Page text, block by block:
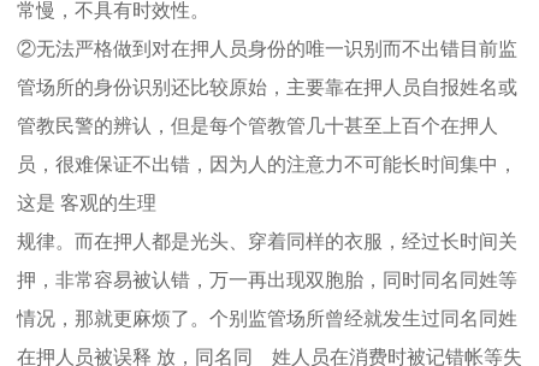
常慢，不具有时效性。
②无法严格做到对在押人员身份的唯一识别而不出错目前监
管场所的身份识别还比较原始，主要靠在押人员自报姓名或
管教民警的辨认，但是每个管教管几十甚至上百个在押人
员，很难保证不出错，因为人的注意力不可能长时间集中，
这是 客观的生理
规律。而在押人都是光头、穿着同样的衣服，经过长时间关
押，非常容易被认错，万一再出现双胞胎，同时同名同姓等
情况，那就更麻烦了。个别监管场所曾经就发生过同名同姓
在押人员被误释 放，同名同 姓人员在消费时被记错帐等失